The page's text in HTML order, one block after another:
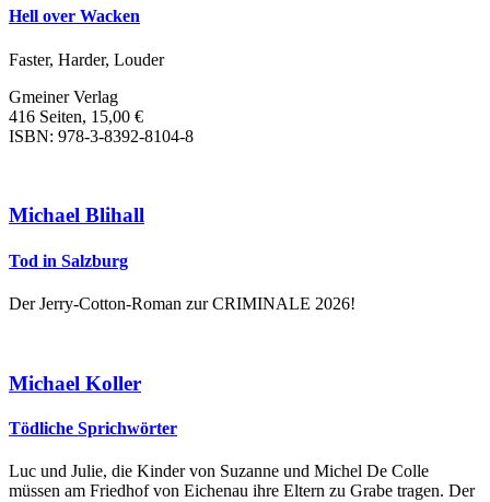
Hell over Wacken
Faster, Harder, Louder
Gmeiner Verlag
416 Seiten, 15,00 €
ISBN: 978-3-8392-8104-8
Michael Blihall
Tod in Salzburg
Der Jerry-Cotton-Roman zur CRIMINALE 2026!
Michael Koller
Tödliche Sprichwörter
Luc und Julie, die Kinder von Suzanne und Michel De Colle
müssen am Friedhof von Eichenau ihre Eltern zu Grabe tragen. Der